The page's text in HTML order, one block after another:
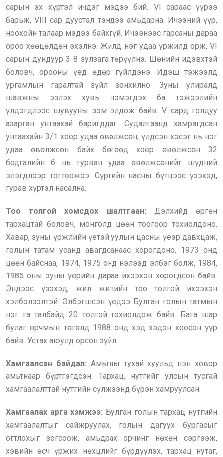
сарын эх хүртэл ичдэг мэдээ бий. VI сараас үүрээ
барьж, VIII сар дуустал тэндээ амьдарна. Ичээний үүр,
ноохойн талаар мэдээ байхгүй. Ичээнээс гарсаны дараа
ороо хөөцөлдөн эхэлнэ. Жилд нэг удаа үржилд орж, VI
сарын дундуур 3-8 зулзага төрүүлнэ. Шөнийн идэвхтэй
боловч, орооны үед өдөр гүйлдэнэ. Идэш тэжээлд
ургамлын гаралтай зүйл зонхилно. Зуны улиралд
шавжны эзлэх хувь нэмэгдэх ба тэжээлийн
үлдэгдлээс шувууны зэм олдож байв. V сард голдуу
азарган унтаахай баригддаг. Судалгаанд хамрагдсан
унтаахайн 3/1 хоёр удаа өвөлжсөн, үлдсэн хэсэг нь нэг
удаа өвөлжсөн байх бөгөөд хоёр өвөлжсөн 32
бодгалийн 6 нь гурван удаа өвөлжсөнийг шүдний
элэгдлээр тогтоожээ. Сүргийн насны бүтцээс үзэхэд,
гурав хүртэл насална.
Тоо толгой хомсдох шалтгаан: Дэлхийд өргөн
тархацтай боловч, монголд цөөн тоогоор тохиолдоно.
Хавар, зуны үржлийн үетэй уулын цасны үеэр давхцаж,
голын татам усанд авагдсанаас хорогдоно. 1973 онд
цөөн байснаа, 1974, 1975 онд нэлээд элбэг болж, 1984,
1985 оны зуны үерийн дараа ихээхэн хорогдсон байв.
Эндээс үзэхэд, жил жилийн тоо толгой ихээхэн
хэлбэлзэлтэй. Элбэгшсэн үедээ Булган голын татмын
нэг га талбайд 20 толгой тохиолдож байв. Бага шар
булаг орчмын төгөлд 1988 онд хэд хэдэн хоосон үүр
байв. Устах аюулд орсон зүйл.
Хамгаалсан байдал: Амьтны тухай хуульд нэн ховор
амьтнаар бүртгэгдсэн. Тархац, нутгийг улсын тусгай
хамгаалалттай нутгийн сүлжээнд бүрэн хамруулсан.
Хамгаалах арга хэмжээ: Булган голын тархац нутгийн
хамгаалалтыг сайжруулах, голын дагуух бургасыг
огтлохыг зогсоож, амьдрах орчинг нөхөн сэргээж,
хэвийн өсч үржих нөхцлийг бүрдүүлэх, тархац нутаг,